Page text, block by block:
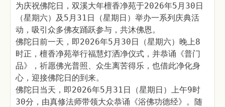
为庆祝佛陀日，双溪大年檀香净苑于2026年5月30日
（星期六）及5月31日（星期日）举办一系列庆典活
动，吸引众多佛友踊跃参与，共沐佛恩。
佛陀日前一天，即2026年5月30日（星期六）晚上8
时正，檀香净苑举行福慧灯洒净仪式，并恭诵《普门
品》，祈愿佛光普照、众生离苦得乐，也借此净化身
心，迎接佛陀日的到来。
佛陀日当天，即2026年5月31日（星期日）上午9时
30分，由真修法师带领大众恭诵《浴佛功德经》。随